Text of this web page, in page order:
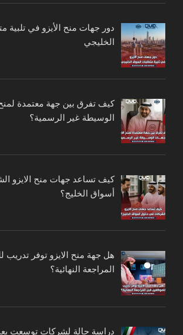
دور جهات منح الأيزو في تلبية
الخليجي
كيف تفرق بين جهة معتمدة لمنح
الوسيطة غير الرسمية؟
كيف تساعد جهات منح الايزو
أسواق الخليج؟
هل جهة منح الايزو توفر تدريب
المراجعة النهائية؟
دراسة حالة لشركات توسعت